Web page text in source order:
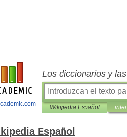
Los diccionarios y
Wikipedia Español
Español